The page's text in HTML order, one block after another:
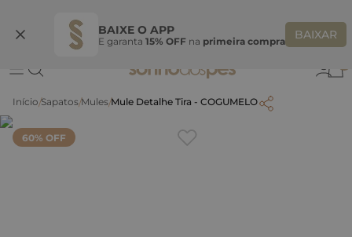
BAIXE O APP
E garanta 15% OFF na primeira compra BAIXAR
Ganhe 10% OFF na coleção utilizando o código do seu vendedor*
Sapatos Mules Mule Detalhe Tira - COGUMELO
60% OFF